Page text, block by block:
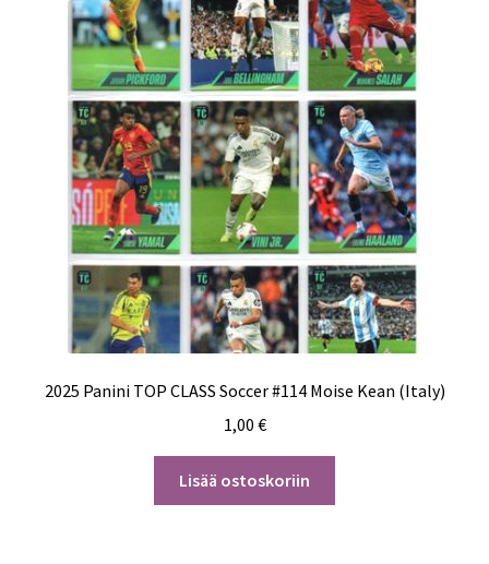
2025 Panini TOP CLASS Soccer #114 Moise Kean (Italy)
1,00 €
Lisää ostoskoriin